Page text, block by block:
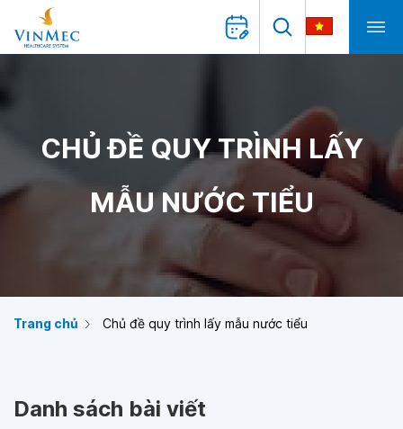
CHỦ ĐỀ QUY TRÌNH LẤY
MẪU NƯỚC TIỂU
Trang chủ Chủ đề quy trình lấy mẫu nước tiểu
Danh sách bài viết